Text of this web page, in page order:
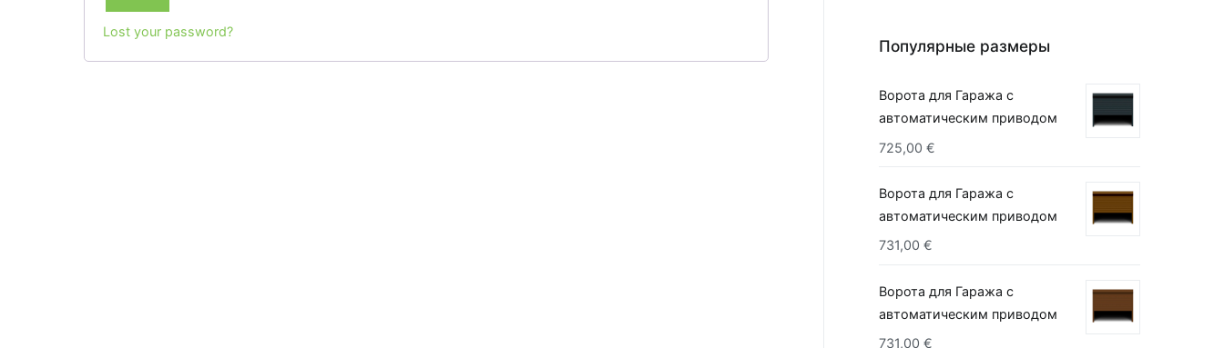
Lost your password?
Популярные размеры
Ворота для Гаража с
автоматическим приводом
725,00 €
Ворота для Гаража с
автоматическим приводом
731,00 €
Ворота для Гаража с
автоматическим приводом
731,00 €